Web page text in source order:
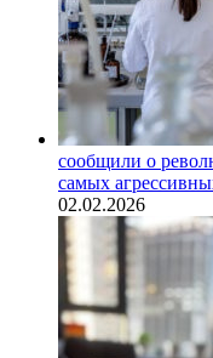
сообщили о
самых
02.02.2026